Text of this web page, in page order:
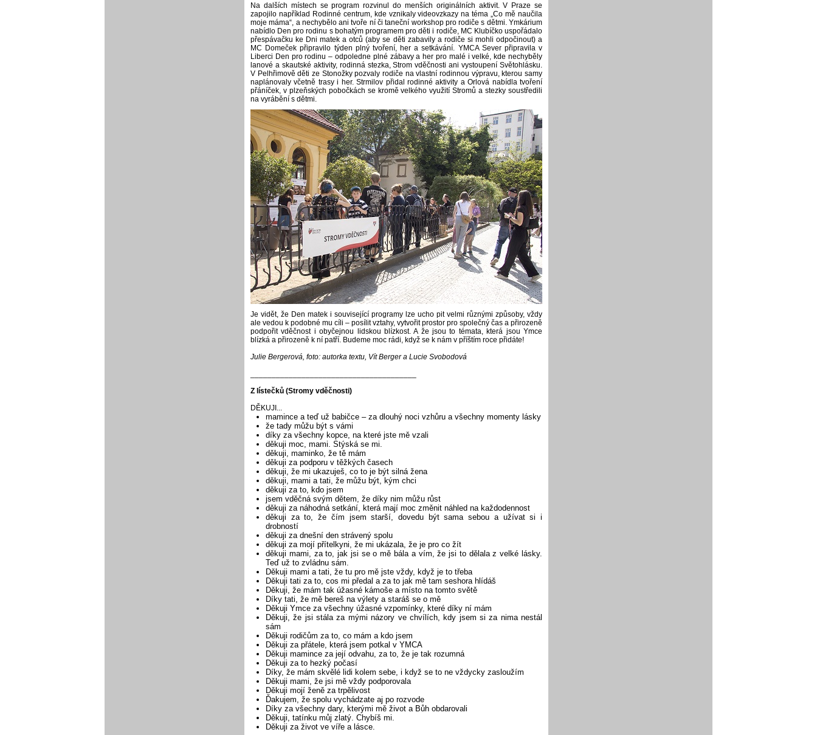
Na dalších místech se program rozvinul do menších originálních aktivit. V Praze se
zapojilo například Rodinné centrum, kde vznikaly videovzkazy na téma „Co mě naučila
moje máma“, a nechybělo ani tvoře ní či taneční workshop pro rodiče s dětmi. Ymkárium
nabídlo Den pro rodinu s bohatým programem pro děti i rodiče, MC Klubíčko uspořádalo
přespávačku ke Dni matek a otců (aby se děti zabavily a rodiče si mohli odpočinout) a
MC Domeček připravilo týden plný tvoření, her a setkávání. YMCA Sever připravila v
Liberci Den pro rodinu – odpoledne plné zábavy a her pro malé i velké, kde nechyběly
lanové a skautské aktivity, rodinná stezka, Strom vděčnosti ani vystoupení Světohlásku.
V Pelhřimově děti ze Stonožky pozvaly rodiče na vlastní rodinnou výpravu, kterou samy
naplánovaly včetně trasy i her. Strmilov přidal rodinné aktivity a Orlová nabídla tvoření
přáníček, v plzeňských pobočkách se kromě velkého využití Stromů a stezky soustředili
na vyrábění s dětmi.
Je vidět, že Den matek i související programy lze ucho pit velmi různými způsoby, vždy
ale vedou k podobné mu cíli – posílit vztahy, vytvořit prostor pro společný čas a přirozeně
podpořit vděčnost i obyčejnou lidskou blízkost. A že jsou to témata, která jsou Ymce
blízká a přirozeně k ní patří. Budeme moc rádi, když se k nám v příštím roce přidáte!
Julie Bergerová, foto: autorka textu, Vít Berger a Lucie Svobodová
Z lístečků (Stromy vděčnosti)
DĚKUJI...
mamince a teď už babičce – za dlouhý noci vzhůru a všechny momenty lásky
že tady můžu být s vámi
díky za všechny kopce, na které jste mě vzali
děkuji moc, mami. Stýská se mi.
děkuji, maminko, že tě mám
děkuji za podporu v těžkých časech
děkuji, že mi ukazuješ, co to je být silná žena
děkuji, mami a tati, že můžu být, kým chci
děkuji za to, kdo jsem
jsem vděčná svým dětem, že díky nim můžu růst
děkuji za náhodná setkání, která mají moc změnit náhled na každodennost
děkuji za to, že čím jsem starší, dovedu být sama sebou a užívat si i
drobností
děkuji za dnešní den strávený spolu
děkuji za mojí přítelkyni, že mi ukázala, že je pro co žít
děkuji mami, za to, jak jsi se o mě bála a vím, že jsi to dělala z velké lásky.
Teď už to zvládnu sám.
Děkuji mami a tati, že tu pro mě jste vždy, když je to třeba
Děkuji tati za to, cos mi předal a za to jak mě tam seshora hlídáš
Děkuji, že mám tak úžasné kámoše a místo na tomto světě
Díky tati, že mě bereš na výlety a staráš se o mě
Děkuji Ymce za všechny úžasné vzpomínky, které díky ní mám
Děkuji, že jsi stála za mými názory ve chvílích, kdy jsem si za nima nestál
sám
Děkuji rodičům za to, co mám a kdo jsem
Děkuji za přátele, která jsem potkal v YMCA
Děkuji mamince za její odvahu, za to, že je tak rozumná
Děkuji za to hezký počasí
Díky, že mám skvělé lidi kolem sebe, i když se to ne vždycky zasloužím
Děkuji mami, že jsi mě vždy podporovala
Děkuji mojí ženě za trpělivost
Ďakujem, že spolu vychádzate aj po rozvode
Díky za všechny dary, kterými mě život a Bůh obdarovali
Děkuji, tatínku můj zlatý. Chybíš mi.
Děkuji za život ve víře a lásce.